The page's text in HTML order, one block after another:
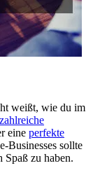
weißt, wie du im
eine perfekte
Businesses sollte
Spaß zu haben.